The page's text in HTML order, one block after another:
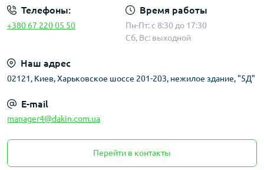
Телефоны:
+380 67 220 05 50
Время работы
Пн-Пт: с 8:30 до 17:30
Сб, Вс: выходной
Наш адрес
02121, Киев, Харьковское шоссе 201-203, нежилое здание, "5Д"
E-mail
manager4@dakin.com.ua
Перейти в контакты